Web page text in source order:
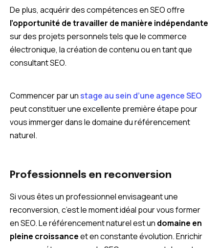
De plus, acquérir des compétences en SEO offre
l’opportunité de travailler de manière indépendante
sur des projets personnels tels que le commerce
électronique, la création de contenu ou en tant que
consultant SEO.
Commencer par un stage au sein d’une agence SEO
peut constituer une excellente première étape pour
vous immerger dans le domaine du référencement
naturel.
Professionnels en reconversion
Si vous êtes un professionnel envisageant une
reconversion, c’est le moment idéal pour vous former
en SEO. Le référencement naturel est un domaine en
pleine croissanceet en constante évolution. Enrichir